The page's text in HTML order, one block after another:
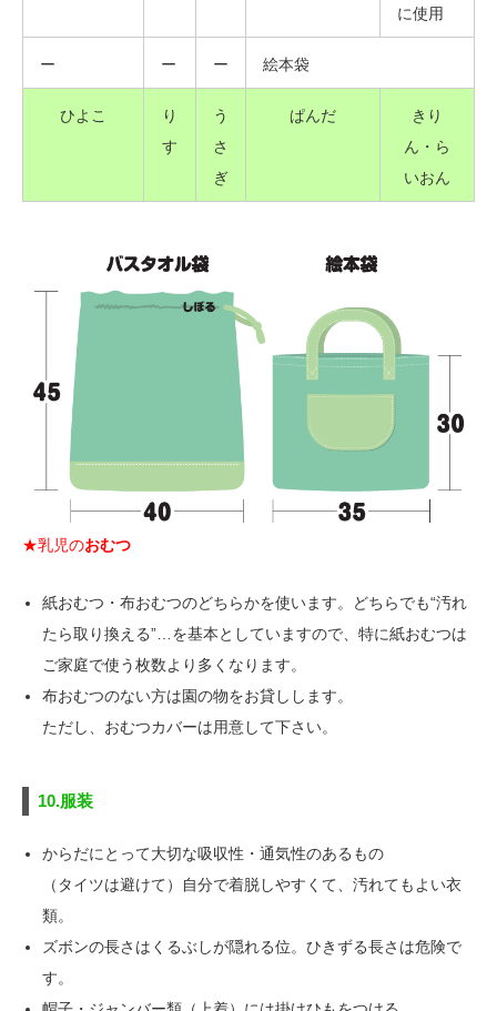
に使用
ー ー ー 絵本袋
ひよこ
り
す
う
さ
ぎ
ぱんだ
きり
ん・ら
いおん
★乳児のおむつ
紙おむつ・布おむつのどちらかを使います。どちらでも“汚れ
たら取り換える”…を基本としていますので、特に紙おむつは
ご家庭で使う枚数より多くなります。
布おむつのない方は園の物をお貸しします。
ただし、おむつカバーは用意して下さい。
10.服装
からだにとって大切な吸収性・通気性のあるもの
（タイツは避けて）自分で着脱しやすくて、汚れてもよい衣
類。
ズボンの長さはくるぶしが隠れる位。ひきずる長さは危険で
す。